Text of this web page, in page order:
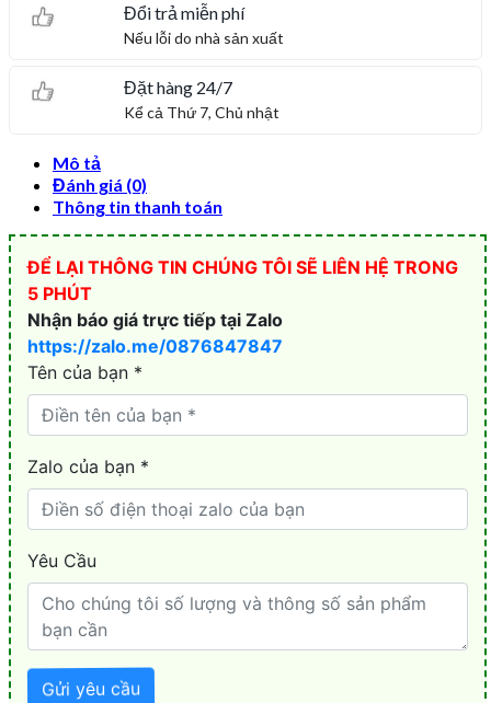
Đổi trả miễn phí
Nếu lỗi do nhà sản xuất
Đặt hàng 24/7
Kể cả Thứ 7, Chủ nhật
Mô tả
Đánh giá (0)
Thông tin thanh toán